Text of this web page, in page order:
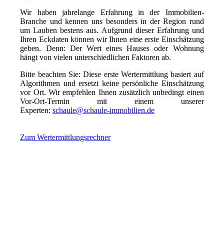
Wir haben jahrelange Erfahrung in der Immobilien-
Branche und kennen uns besonders in der Region rund
um Lauben bestens aus. Aufgrund dieser Erfahrung und
Ihren Eckdaten können wir Ihnen eine erste Einschätzung
geben. Denn: Der Wert eines Hauses oder Wohnung
hängt von vielen unterschiedlichen Faktoren ab.
Bitte beachten Sie: Diese erste Wertermittlung basiert auf
Algorithmen und ersetzt keine persönliche Einschätzung
vor Ort. Wir empfehlen Ihnen zusätzlich unbedingt einen
Vor-Ort-Termin mit einem unserer
Experten:schaule@schaule-immobilien.de
Zum Wertermittlungsrechner